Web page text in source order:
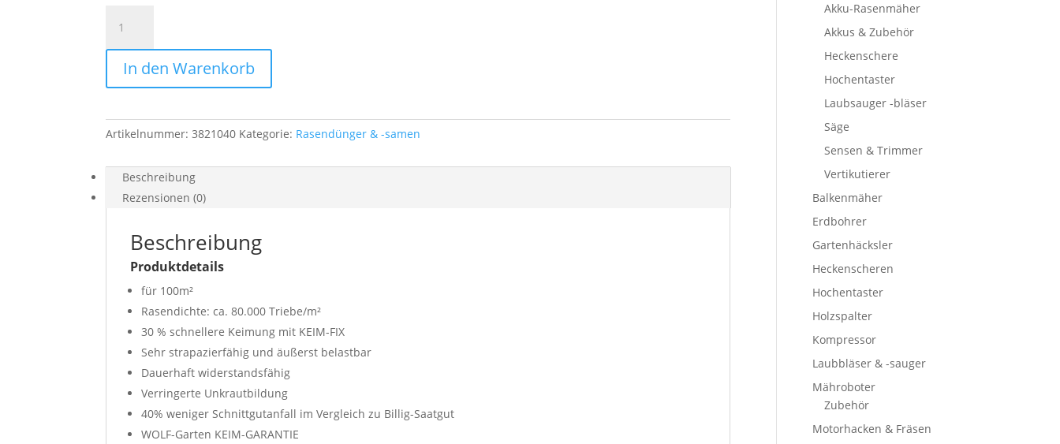
100
STRAPAZIER-
RASEN
''PROFI''
Menge
In den Warenkorb
Artikelnummer:3821040 Kategorie: Rasendünger & -samen
Beschreibung
Rezensionen (0)
Beschreibung
Produktdetails
für 100m²
Rasendichte: ca. 80.000 Triebe/m²
30 % schnellere Keimung mit KEIM-FIX
Sehr strapazierfähig und äußerst belastbar
Dauerhaft widerstandsfähig
Verringerte Unkrautbildung
40% weniger Schnittgutanfall im Vergleich zu Billig-Saatgut
WOLF-Garten KEIM-GARANTIE
Akku-Rasenmäher
Akkus & Zubehör
Heckenschere
Hochentaster
Laubsauger -bläser
Säge
Sensen & Trimmer
Vertikutierer
Balkenmäher
Erdbohrer
Gartenhäcksler
Heckenscheren
Hochentaster
Holzspalter
Kompressor
Laubbläser & -sauger
Mähroboter
Zubehör
Motorhacken & Fräsen